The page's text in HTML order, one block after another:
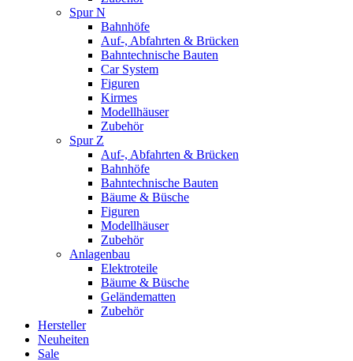
Spur N
Bahnhöfe
Auf-, Abfahrten & Brücken
Bahntechnische Bauten
Car System
Figuren
Kirmes
Modellhäuser
Zubehör
Spur Z
Auf-, Abfahrten & Brücken
Bahnhöfe
Bahntechnische Bauten
Bäume & Büsche
Figuren
Modellhäuser
Zubehör
Anlagenbau
Elektroteile
Bäume & Büsche
Geländematten
Zubehör
Hersteller
Neuheiten
Sale